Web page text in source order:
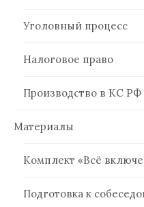
Уголовный процесс
Налоговое право
Производство в КС РФ
Материалы
Комплект «Всё
Подготовка к